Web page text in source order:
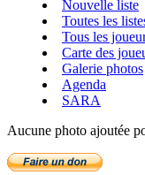
Nouvelle liste
Toutes les
Tous les
Carte des
Galerie photos
Agenda
SARA
Aucune photo ajoutée